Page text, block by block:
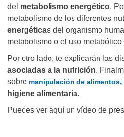
del metabolismo energético.
metabolismo de los diferentes
energéticas del organismo
metabolismo o el uso metabólico
Por otro lado, te explicarán las
asociadas a la nutrición.
sobre manipulación de alimentos,
higiene alimentaria.
Puedes ver aquí un vídeo de